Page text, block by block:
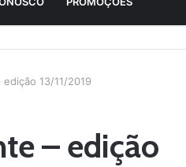
13/11/2019
– edição